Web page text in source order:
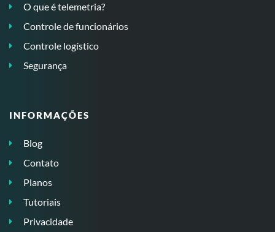
O que é telemetria?
Controle de funcionários
Controle logístico
Segurança
INFORMAÇÕES
Blog
Contato
Planos
Tutoriais
Privacidade